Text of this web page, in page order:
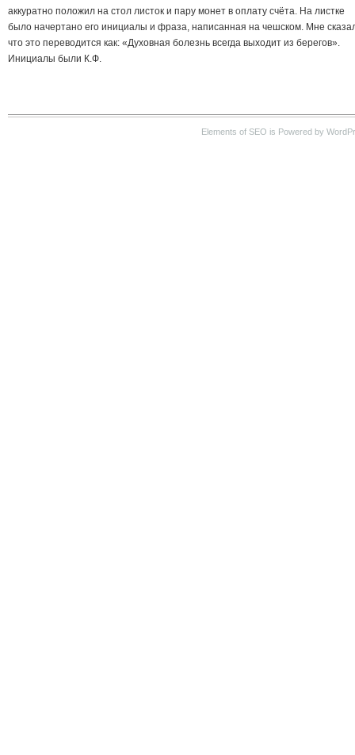
аккуратно положил на стол листок и пару монет в оплату счёта. На листке
было начертано его инициалы и фраза, написанная на чешском. Мне
что это переводится как: «Духовная болезнь всегда выходит из берегов».
Инициалы были К.Ф.
Elements of SEO is Powered by